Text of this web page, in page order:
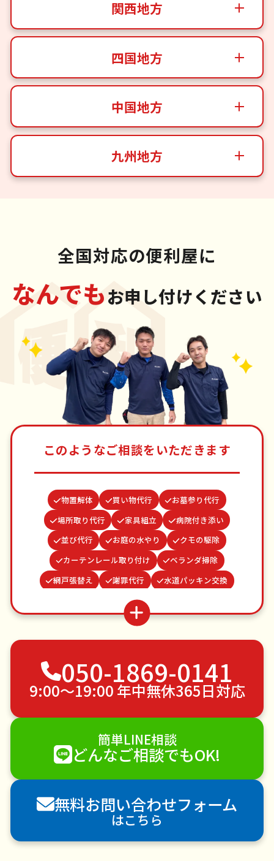
関西地方
四国地方
中国地方
九州地方
全国対応の便利屋に
なんでもお申し付けください
このようなご相談をいただきます
物置解体 買い物代行
お墓参り代行
場所取り代行
家具組立
病院付き添い
並び代行
お庭の水やり
クモの駆除
カーテンレール取り付け
ベランダ掃除
網戸張替え
謝罪代行
水道パッキン交換
雨どい修理・掃除
蜂の巣駆除
つた・ツルの撤去
波板張替え
遺品整理・生前整理
不用品回収
ゴミ屋敷片付け
植木の剪定
植木の伐採
手すり取り付け
ペットのお世話
エアコンクリーニング
DIY・日曜大工
ハウスクリーニング
雪かき・雪下ろし
電球交換
襖（ふすま）の張替え
空き家管理
各種代行
害獣駆除
防草シート施工
ナメクジ駆除
害虫駆除
050-1869-0141
9:00〜19:00 年中無休365日対応
簡単LINE相談
どんなご相談でもOK!
無料お問い合わせフォーム
はこちら